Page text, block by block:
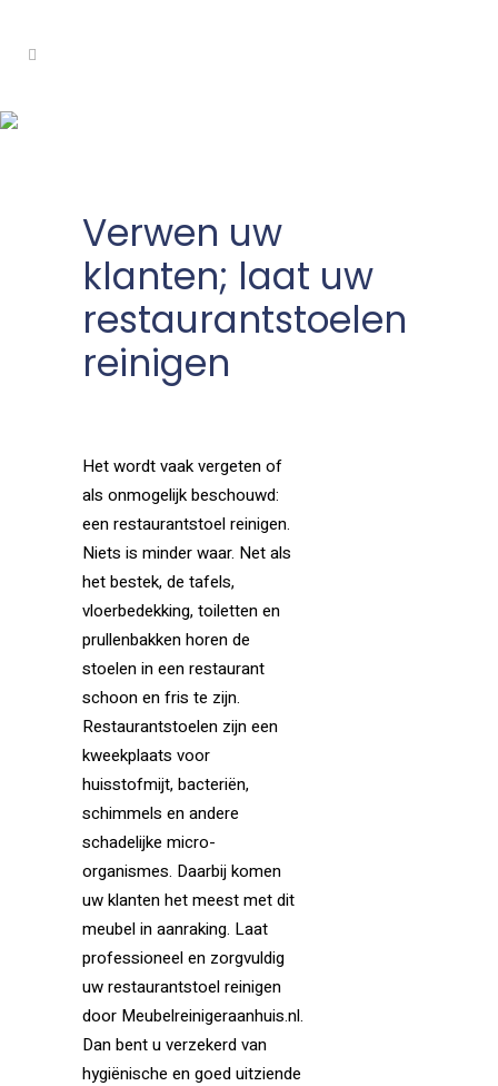
Verwen uw
klanten; laat uw
restaurantstoelen
reinigen
Het wordt vaak vergeten of
als onmogelijk beschouwd:
een restaurantstoel reinigen.
Niets is minder waar. Net als
het bestek, de tafels,
vloerbedekking, toiletten en
prullenbakken horen de
stoelen in een restaurant
schoon en fris te zijn.
Restaurantstoelen zijn een
kweekplaats voor
huisstofmijt, bacteriën,
schimmels en andere
schadelijke micro-
organismes. Daarbij komen
uw klanten het meest met dit
meubel in aanraking. Laat
professioneel en zorgvuldig
uw restaurantstoel reinigen
door Meubelreinigeraanhuis.nl.
Dan bent u verzekerd van
hygiënische en goed uitziende